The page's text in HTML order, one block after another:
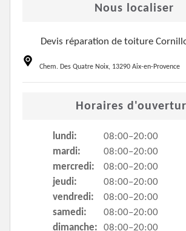
Nous localiser
Devis réparation de toiture
Chem. Des Quatre Noix, 13290 Aix-en-Provence
Horaires
lundi:
08:00–20:00
mardi:
08:00–20:00
mercredi:
08:00–20:00
jeudi:
08:00–20:00
vendredi:
08:00–20:00
samedi:
08:00–20:00
dimanche:
08:00–20:00